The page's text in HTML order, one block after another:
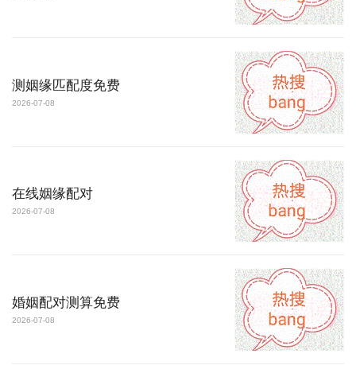
测姻缘匹配度免费
2026-07-08
在线姻缘配对
2026-07-08
婚姻配对测算免费
2026-07-08